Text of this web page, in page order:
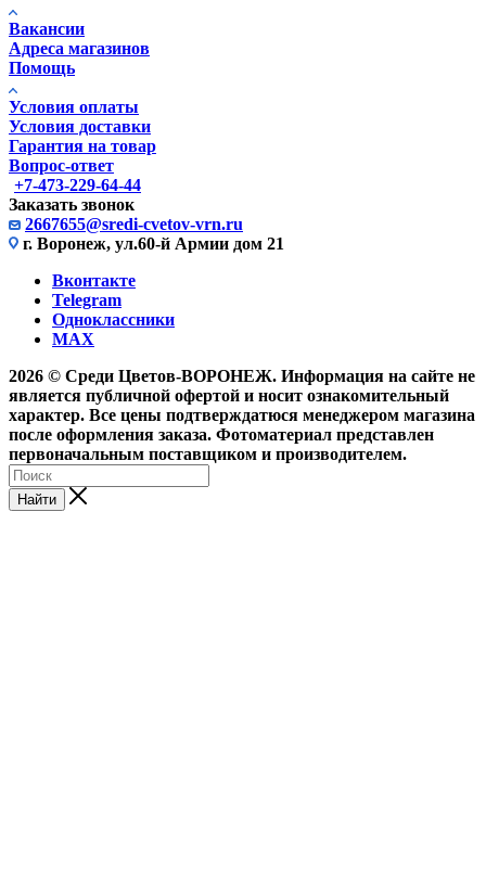
Вакансии
Адреса магазинов
Помощь
Условия оплаты
Условия доставки
Гарантия на товар
Вопрос-ответ
+7-473-229-64-44
Заказать звонок
2667655@sredi-cvetov-vrn.ru
г. Воронеж, ул.60-й Армии дом 21
Вконтакте
Telegram
Одноклассники
MAX
2026 © Среди Цветов-ВОРОНЕЖ. Информация на сайте не
является публичной офертой и носит ознакомительный
характер. Все цены подтверждатюся менеджером магазина
после оформления заказа. Фотоматериал представлен
первоначальным поставщиком и производителем.
Найти